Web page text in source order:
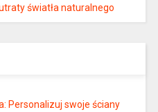
światła naturalnego
Personalizuj swoje ściany